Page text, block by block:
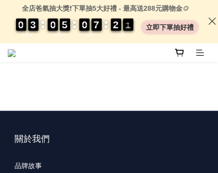
關於我們
品牌故事
全店爸氣抽大獎❗下單抽5大好禮 - 最高送288元購物金🪙
DAYS
0
0
0
0 3
3
3
3
HRS
0
0
0
0 5
5
5
5
MIN
0
0
0
0 7
7
7
7
SEC
2
2
2
2 0
0
1
1
0 立即下單抽好禮